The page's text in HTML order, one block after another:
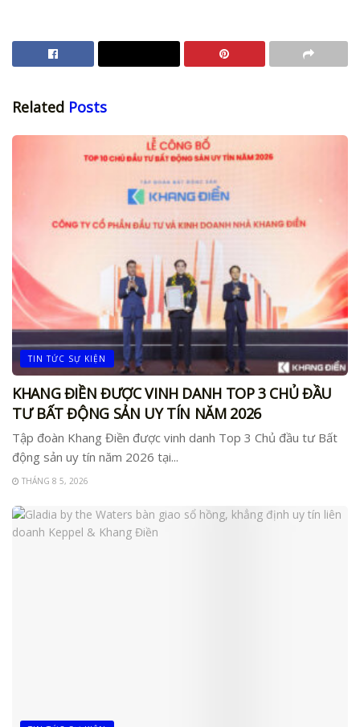
Related Posts
TIN TỨC SỰ KIỆN
KHANG ĐIỀN ĐƯỢC VINH DANH TOP 3 CHỦ ĐẦU
TƯ BẤT ĐỘNG SẢN UY TÍN NĂM 2026
Tập đoàn Khang Điền được vinh danh Top 3 Chủ đầu tư Bất
động sản uy tín năm 2026 tại...
THÁNG 8 5, 2026